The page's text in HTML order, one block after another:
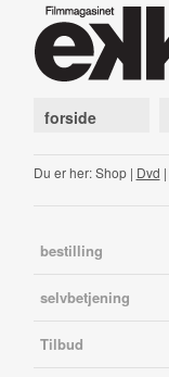
forside
Du er her: Shop | Dvd |
bestilling
selvbetjening
Tilbud